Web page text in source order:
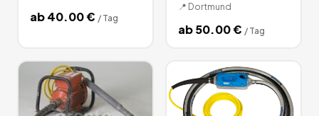
ab40.00€ / Tag
📍 Dortmund
ab50.00€ / Tag